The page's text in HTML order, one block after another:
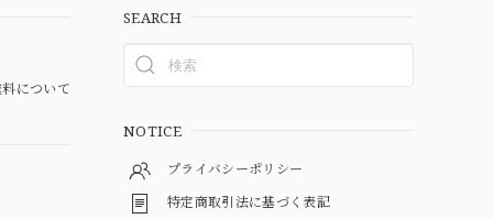
について
SEARCH
NOTICE
プライバシーポリシー
特定商取引法に基づく表記